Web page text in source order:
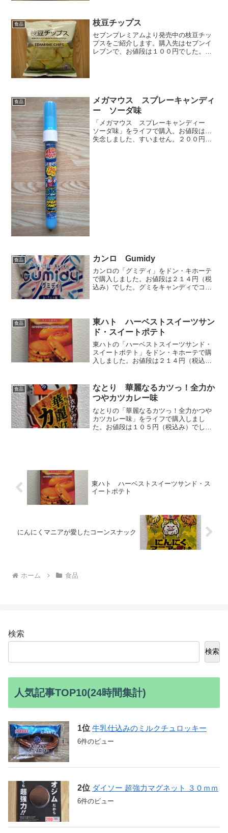
食品 枝豆チップス
セブンプレミアムより発売中の枝豆チッ
プスをご紹介します。購入先はセブンイ
レブンで、お値段は１００円でした。セ
食品
メガマウス スプレーキャンディ
ー ソーダ味
「メガマウス スプレーキャンディー
ソーダ味」をライフで購入。お値段は…
失念しました、すいません。２００円強
食品 カンロ Gumidy
カンロの「グミディ」をドン・キホーテ
で購入しました。お値段は２１４円（税
込み）でした。グミをキャンディでコー
いてみました。中にグミが...
食品
東ハト ハーベストスイーツサン
ド・スイートポテト
東ハトの「ハーベストスイーツサンド・
スイートポテト」をドン・キホーテで購
入しました。お値段は２１４円（税込
えば「さつまいも」。定番ですね。安納
芋の味だそうです。オープン...
食品
なとり 華麗なるカツっ！全力か
つやカツカレー味
なとりの「華麗なるカツっ！全力かつや
カツカレー味」をライフで購入しまし
た。お値段は１０５円（税込み）でし
東ハト ハーベストスイーツサンド・ス
イートポテト
にんにくマニアが愛したコーンスナック
ホーム 食品
検索
検索
人気記事TOP10(24時間集計)
牛乳仕込みのミルクチュロッキー
6件のビュー
ダイソー 超強力マグネット ３０ｍｍ
6件のビュー